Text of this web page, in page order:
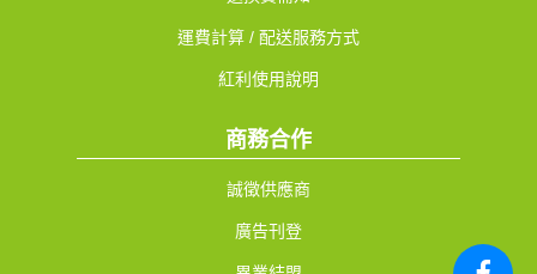
運費計算 / 配送服務方式
紅利使用說明
商務合作
誠徵供應商
廣告刊登